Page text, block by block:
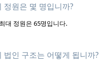
정원은 몇 명입니까?
대 정원은 65명입니다.
법인 구조는 어떻게 됩니까?